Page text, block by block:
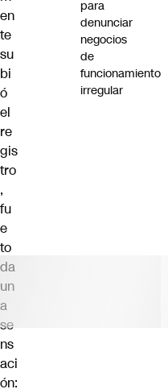
en
te
su
bi
ó
el
re
gis
tro
,
fu
e
to
da
un
a
se
ns
aci
ón:
para
denunciar
negocios
de
funcionamiento
irregular